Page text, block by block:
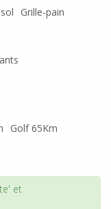
Grille-pain
Golf 65Km
et